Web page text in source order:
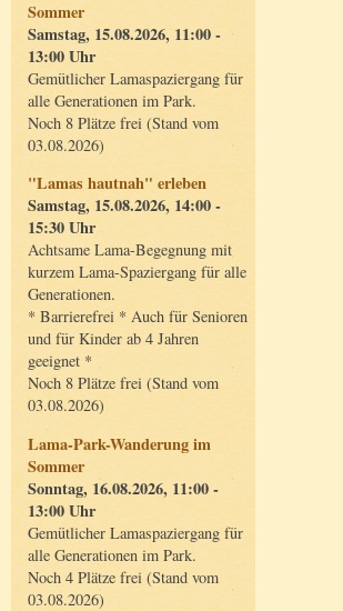
Sommer
Samstag, 15.08.2026, 11:00 -
13:00 Uhr
Gemütlicher Lamaspaziergang für
alle Generationen im Park.
Noch 8 Plätze frei (Stand vom
03.08.2026)
"Lamas hautnah" erleben
Samstag, 15.08.2026, 14:00 -
15:30 Uhr
Achtsame Lama-Begegnung mit
kurzem Lama-Spaziergang für alle
Generationen.
* Barrierefrei * Auch für Senioren
und für Kinder ab 4 Jahren
geeignet *
Noch 8 Plätze frei (Stand vom
03.08.2026)
Lama-Park-Wanderung im
Sommer
Sonntag, 16.08.2026, 11:00 -
13:00 Uhr
Gemütlicher Lamaspaziergang für
alle Generationen im Park.
Noch 4 Plätze frei (Stand vom
03.08.2026)